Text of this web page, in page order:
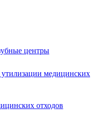
центры
утилизации медицинских
отходов